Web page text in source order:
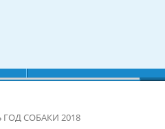
СОБАКИ 2018